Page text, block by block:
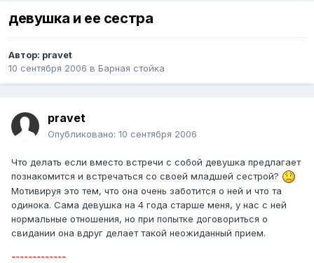
девушка и ее сестра
Автор: pravet
10 сентября 2006 в Барная стойка
pravet
Опубликовано: 10 сентября 2006
Что делать если вместо встречи с собой девушка предлагает
познакомится и встречаться со своей младшей сестрой?
Мотивируя это тем, что она очень заботится о ней и что та
одинока. Сама девушка на 4 года старше меня, у нас с ней
нормальные отношения, но при попытке договориться о
свидании она вдруг делает такой неожиданный прием.
-------------